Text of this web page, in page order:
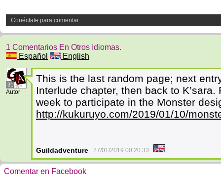
Conéctate para comentar
1 Comentarios En Otros Idiomas.
Español
English
31
Autor
This is the last random page; next
Interlude chapter, then back to
week to participate in the Monster
http://kukuruyo.com/2019/01/10/
Guildadventure 27/01/2019 00:20:33
Comentar en Facebook